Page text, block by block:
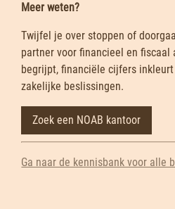
Meer weten?
Twijfel je over stoppen of
partner voor financieel en fiscaal
begrijpt, financiële cijfers
zakelijke beslissingen.
Zoek een NOAB kantoor
Ga naar de kennisbank voor alle